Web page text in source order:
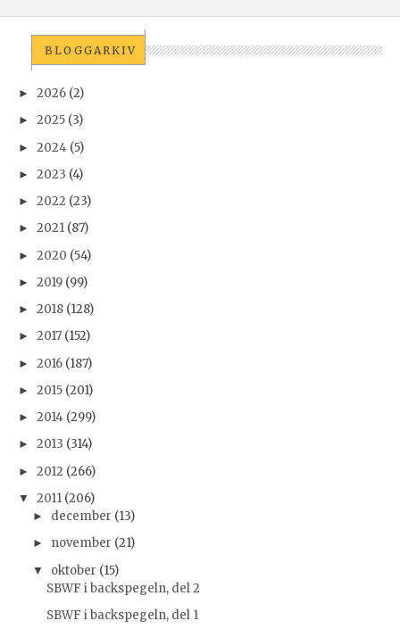
BLOGGARKIV
► 2026 (2)
► 2025 (3)
► 2024 (5)
► 2023 (4)
► 2022 (23)
► 2021 (87)
► 2020 (54)
► 2019 (99)
► 2018 (128)
► 2017 (152)
► 2016 (187)
► 2015 (201)
► 2014 (299)
► 2013 (314)
► 2012 (266)
▼ 2011 (206)
► december (13)
► november (21)
▼ oktober (15)
SBWF i backspegeln, del 2
SBWF i backspegeln, del 1